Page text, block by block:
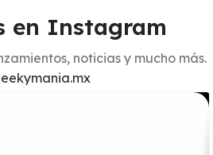
en Instagram
noticias y mucho más.